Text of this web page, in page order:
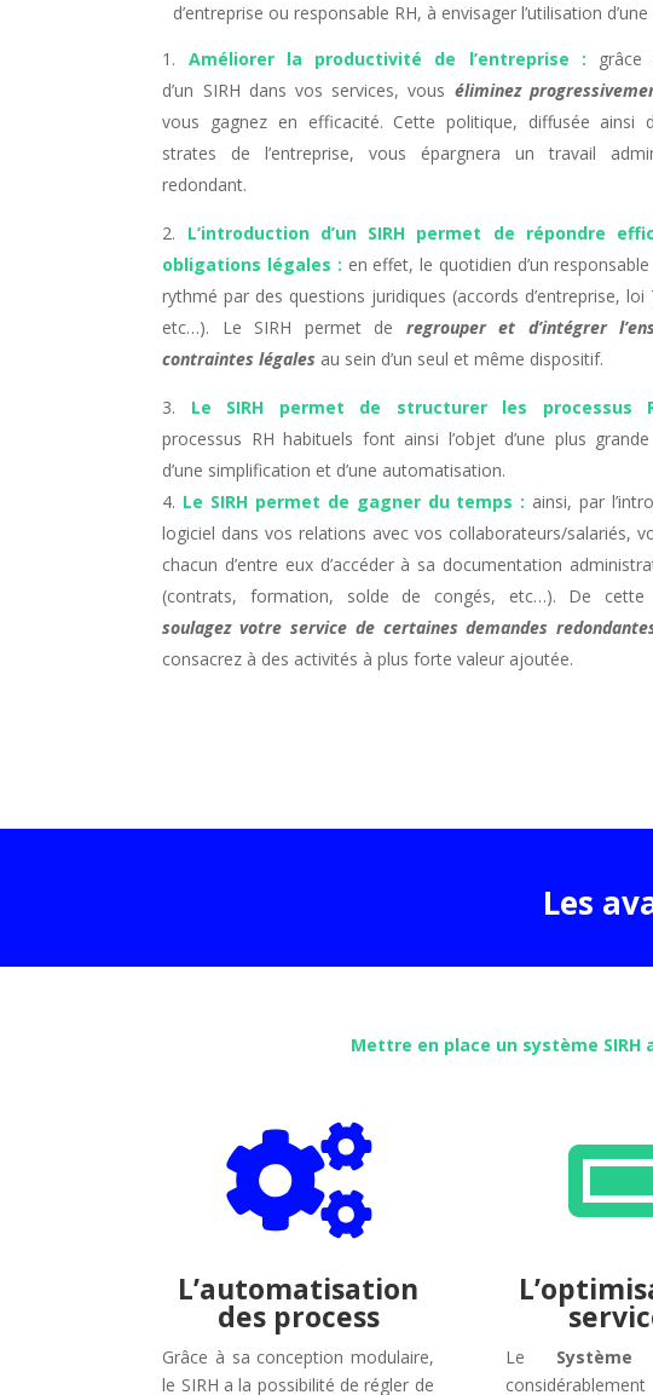
d’entreprise ou responsable RH, à envisager l’utilisation d’une
Améliorer la productivité de l’entreprise : grâce
d’un SIRH dans vos services, vous éliminez
vous gagnez en efficacité. Cette politique, diffusée ainsi
strates de l’entreprise, vous épargnera un travail
redondant.
L’introduction d’un SIRH permet de répondre
obligations légales : en effet, le quotidien d’un
rythmé par des questions juridiques (accords d’entreprise, loi
etc…). Le
SIRH permet de regrouper et d’intégrer
contraintes légales au sein d’un seul et même dispositif.
Le SIRH permet de structurer les processus
processus RH habituels font ainsi l’objet d’une plus
d’une simplification et d’une automatisation.
Le SIRH permet de gagner du temps : ainsi, par
logiciel dans vos relations avec vos collaborateurs/salariés,
chacun d’entre eux d’accéder à sa documentation
(contrats, formation, solde de congés, etc…). De cette
soulagez votre service de certaines demandes
consacrez à des activités à plus forte valeur ajoutée.
Les
Mettre en place un système

L’automatisation
des process
Grâce à sa conception modulaire,
le SIRH a la possibilité de régler de
Le Système